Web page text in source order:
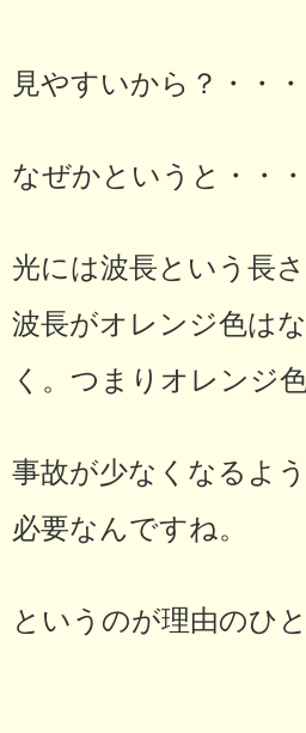
見やすいから？・・
なぜかというと・・・
光には波長という長
波長がオレンジ色は
く。つまりオレンジ
事故が少なくなるよ
必要なんですね。
というのが理由のひ